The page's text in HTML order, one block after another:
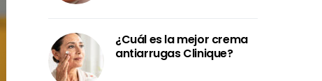
¿Cuál es la mejor crema
antiarrugas Clinique?